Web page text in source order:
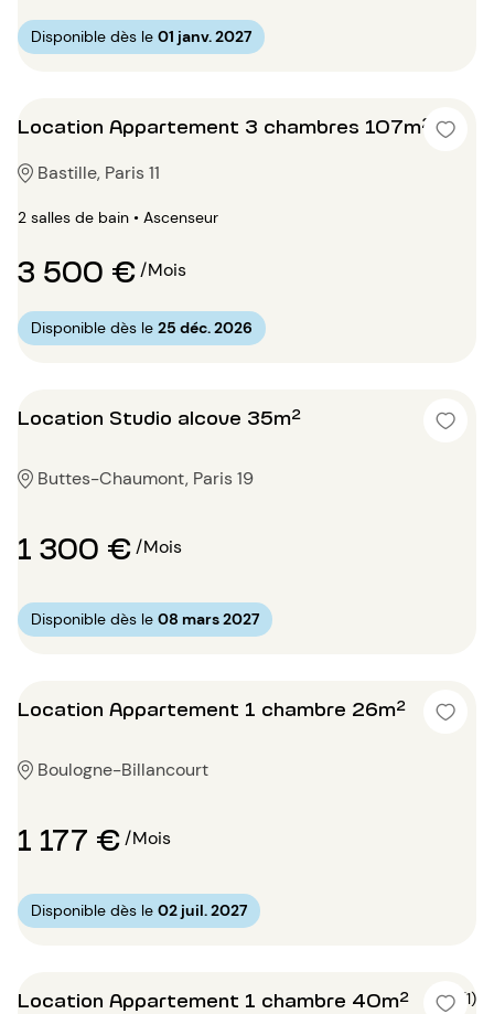
Disponible dès le 01 janv. 2027
Location Appartement 3 chambres 107m²
Bastille, Paris 11
2 salles de bain • Ascenseur
3 500 €/Mois
Disponible dès le 25 déc. 2026
Location Studio alcove 35m²
Buttes-Chaumont, Paris 19
1 300 €/Mois
Disponible dès le 08 mars 2027
Location Appartement 1 chambre 26m²
Boulogne-Billancourt
1 177 €/Mois
Disponible dès le 02 juil. 2027
Location Appartement 1 chambre 40m² 4 (1)